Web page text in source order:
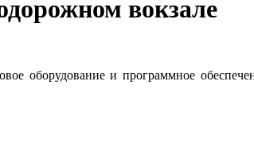
вокзале
оборудование и программное